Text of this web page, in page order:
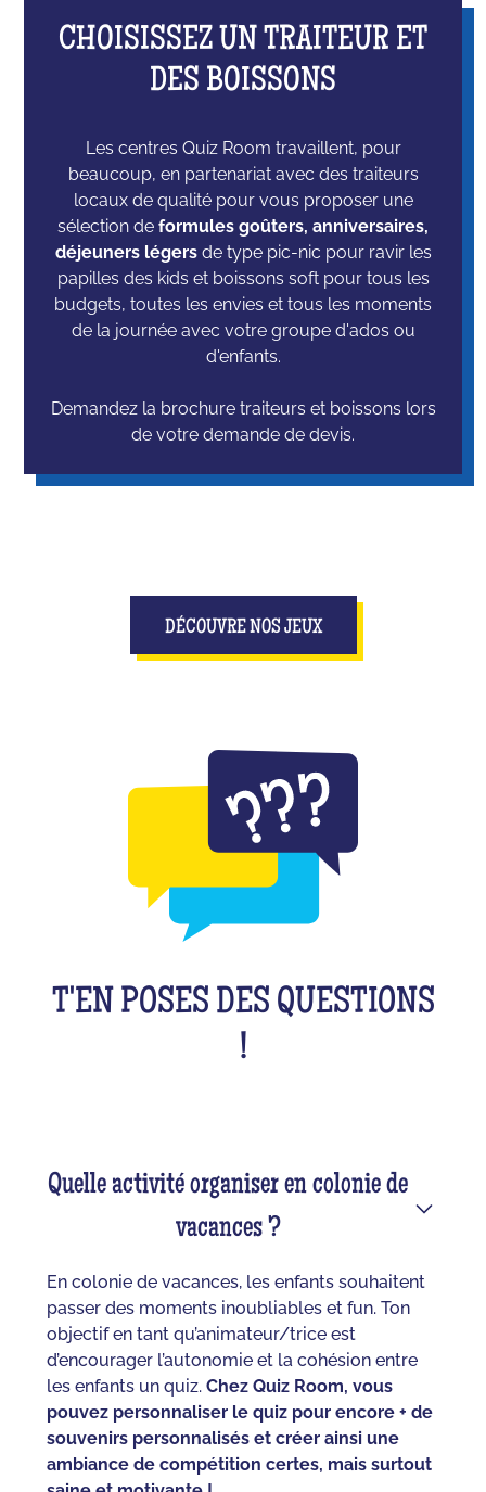
CHOISISSEZ UN TRAITEUR ET
DES BOISSONS
Les centres Quiz Room travaillent, pour
beaucoup, en partenariat avec des traiteurs
locaux de qualité pour vous proposer une
sélection de formules goûters, anniversaires,
déjeuners légers de type pic-nic pour ravir les
papilles des kids et boissons soft pour tous les
budgets, toutes les envies et tous les moments
de la journée avec votre groupe d'ados ou
d'enfants.
Demandez la brochure traiteurs et boissons lors
de votre demande de devis.
DÉCOUVRE NOS JEUX
T'EN POSES DES QUESTIONS
!
Quelle activité organiser en colonie de
vacances ?
En colonie de vacances, les enfants souhaitent
passer des moments inoubliables et fun. Ton
objectif en tant qu’animateur/trice est
d’encourager l’autonomie et la cohésion entre
les enfants un quiz. Chez Quiz Room, vous
pouvez personnaliser le quiz pour encore + de
souvenirs personnalisés et créer ainsi une
ambiance de compétition certes, mais surtout